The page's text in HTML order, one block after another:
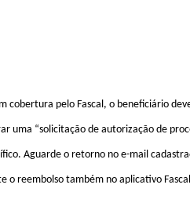
cobertura pelo Fascal, o beneficiário
uma “solicitação de autorização de
Aguarde o retorno no e-mail
o reembolso também no aplicativo Fascal